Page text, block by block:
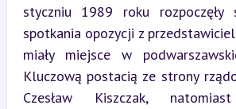
styczniu 1989 roku rozpoczęły
spotkania opozycji z
miały miejsce w
Kluczową postacią ze strony
Czesław Kiszczak,